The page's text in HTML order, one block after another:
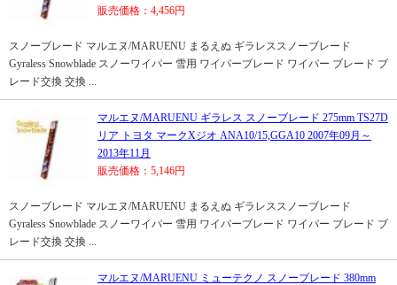
販売価格：4,456円
スノーブレード マルエヌ/MARUENU まるえぬ ギラレススノーブレード
Gyraless Snowblade スノーワイパー 雪用 ワイパーブレード ワイパー ブレード ブ
レード交換 交換 ...
マルエヌ/MARUENU ギラレス スノーブレード 275mm TS27D
リア トヨタ マークXジオ ANA10/15,GGA10 2007年09月～
2013年11月
販売価格：5,146円
スノーブレード マルエヌ/MARUENU まるえぬ ギラレススノーブレード
Gyraless Snowblade スノーワイパー 雪用 ワイパーブレード ワイパー ブレード ブ
レード交換 交換 ...
マルエヌ/MARUENU ミューテクノ スノーブレード 380mm